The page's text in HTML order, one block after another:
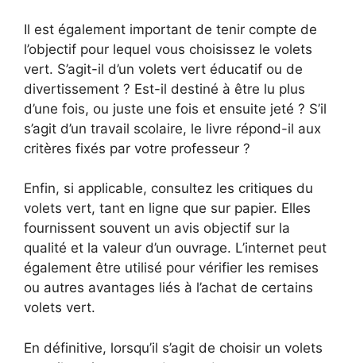
Il est également important de tenir compte de
l’objectif pour lequel vous choisissez le volets
vert. S’agit-il d’un volets vert éducatif ou de
divertissement ? Est-il destiné à être lu plus
d’une fois, ou juste une fois et ensuite jeté ? S’il
s’agit d’un travail scolaire, le livre répond-il aux
critères fixés par votre professeur ?
Enfin, si applicable, consultez les critiques du
volets vert, tant en ligne que sur papier. Elles
fournissent souvent un avis objectif sur la
qualité et la valeur d’un ouvrage. L’internet peut
également être utilisé pour vérifier les remises
ou autres avantages liés à l’achat de certains
volets vert.
En définitive, lorsqu’il s’agit de choisir un volets